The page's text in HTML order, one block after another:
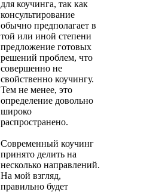
для коучинга, так как
консультирование
обычно предполагает в
той или иной степени
предложение готовых
решений проблем, что
совершенно не
свойственно коучингу.
Тем не менее, это
определение довольно
широко
распространено.
Современный коучинг
принято делить на
несколько направлений.
На мой взгляд,
правильно будет